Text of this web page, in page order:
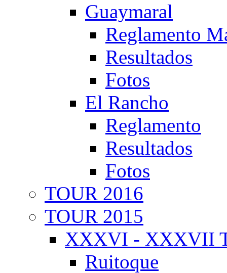
Guaymaral
Reglamento
Resultados
Fotos
El Rancho
Reglamento
Resultados
Fotos
TOUR 2016
TOUR 2015
XXXVI - XXXVII
Ruitoque